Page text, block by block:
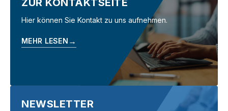
ZUR KONTAKTSEITE
Hier können Sie Kontakt zu uns aufnehmen.
MEHR LESEN →
NEWSLETTER